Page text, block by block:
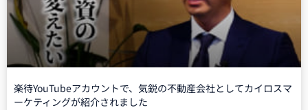
楽待YouTubeアカウントで、気鋭の不動産会社としてカイロスマ
ーケティングが紹介されました